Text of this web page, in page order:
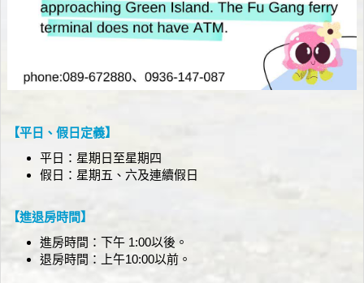
【平日、假日定義】
平日：星期日至星期四
假日：星期五、六及連續假日
【進退房時間】
進房時間：下午 1:00以後。
退房時間：上午10:00以前。